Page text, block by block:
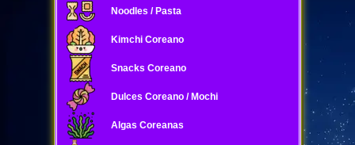
Noodles / Pasta
Kimchi Coreano
Snacks Coreano
Dulces Coreano / Mochi
Algas Coreanas